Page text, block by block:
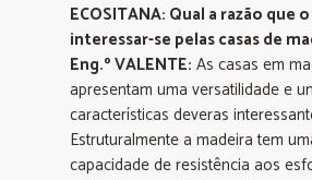
ECOSITANA: Qual a razão que
interessar-se pelas casas de
Eng.º VALENTE: As casas em
apresentam uma versatilidade e
características deveras
Estruturalmente a madeira tem
capacidade de resistência aos